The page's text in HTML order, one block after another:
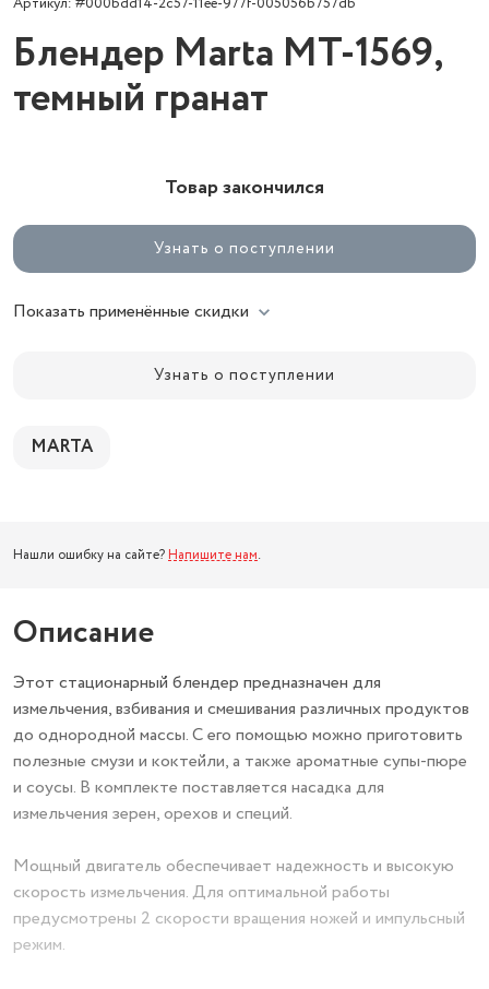
Блендер Marta MT-1569,
темный гранат
Товар закончился
Узнать о поступлении
Показать применённые скидки
Узнать о поступлении
MARTA
Нашли ошибку на сайте? Напишите нам.
Описание
Этот стационарный блендер предназначен для
измельчения, взбивания и смешивания различных продуктов
до однородной массы. С его помощью можно приготовить
полезные смузи и коктейли, а также ароматные супы-пюре
и соусы. В комплекте поставляется насадка для
измельчения зерен, орехов и специй.
Мощный двигатель обеспечивает надежность и высокую
скорость измельчения. Для оптимальной работы
предусмотрены 2 скорости вращения ножей и импульсный
режим.